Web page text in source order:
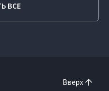
ВСЕ
Вверх